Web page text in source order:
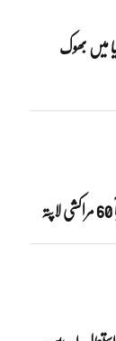
میں بھوک